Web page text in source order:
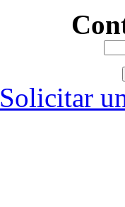
Solicitar